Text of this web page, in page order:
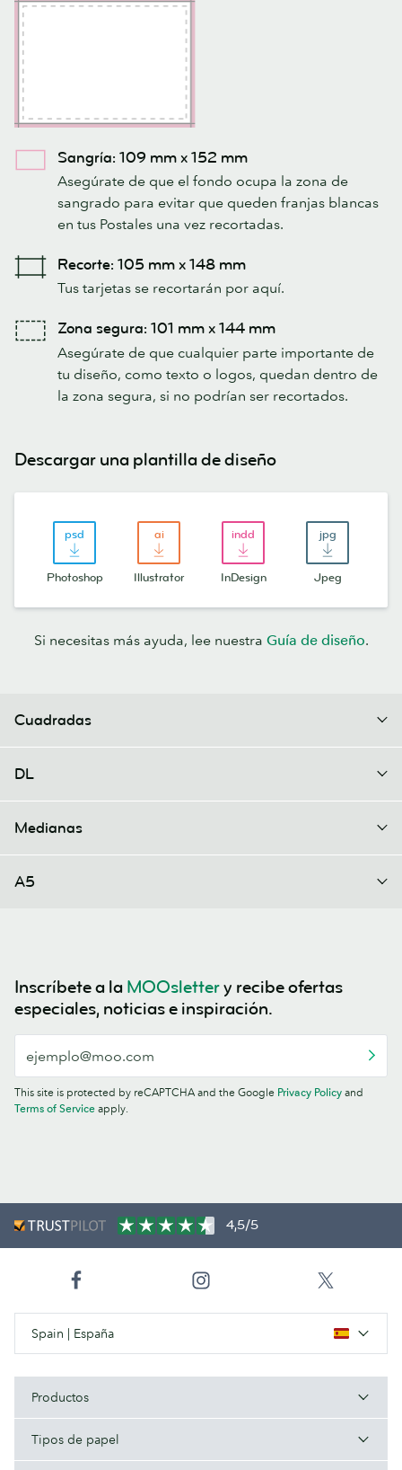
Sangría: 109 mm x 152 mm
Asegúrate de que el fondo ocupa la zona de
sangrado para evitar que queden franjas blancas
en tus Postales una vez recortadas.
Recorte: 105 mm x 148 mm
Tus tarjetas se recortarán por aquí.
Zona segura: 101 mm x 144 mm
Asegúrate de que cualquier parte importante de
tu diseño, como texto o logos, quedan dentro de
la zona segura, si no podrían ser recortados.
Descargar una plantilla de diseño
Photoshop Illustrator InDesign Jpeg
Si necesitas más ayuda, lee nuestra Guía de diseño.
Cuadradas
DL
Medianas
A5
Inscríbete a la MOOslettery recibe ofertas
especiales, noticias e inspiración.
This site is protected by reCAPTCHA and the Google Privacy Policy and
Terms of Service apply.
4,5/5
Spain | España
Productos
Tipos de papel